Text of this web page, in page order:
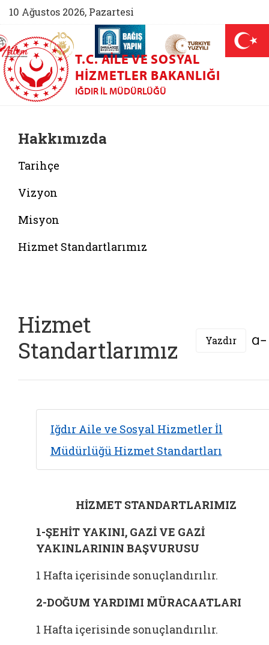
10 Ağustos 2026, Pazartesi
(yeni sekmede açılır)
AİLEM İletişim Merkezi (yeni sekmede açılır)
Aile ve Nüfus On Yılı (yeni sekmede açılır)
Darülaceze bağış sayfası (yeni
T.C. AILE VE SOSYAL
HIZMETLER BAKANLIĞI
IĞDIR İL MÜDÜRLÜĞÜ
Hakkımızda
Tarihçe
Vizyon
Misyon
Hizmet Standartlarımız
Hizmet
Standartlarımız
Yazdır
Iğdır Aile ve Sosyal Hizmetler İl
Müdürlüğü Hizmet Standartları
HİZMET STANDARTLARIMIZ
1-ŞEHİT YAKINI, GAZİ VE GAZİ
YAKINLARININ BAŞVURUSU
1 Hafta içerisinde sonuçlandırılır.
2-DOĞUM YARDIMI MÜRACAATLARI
1 Hafta içerisinde sonuçlandırılır.